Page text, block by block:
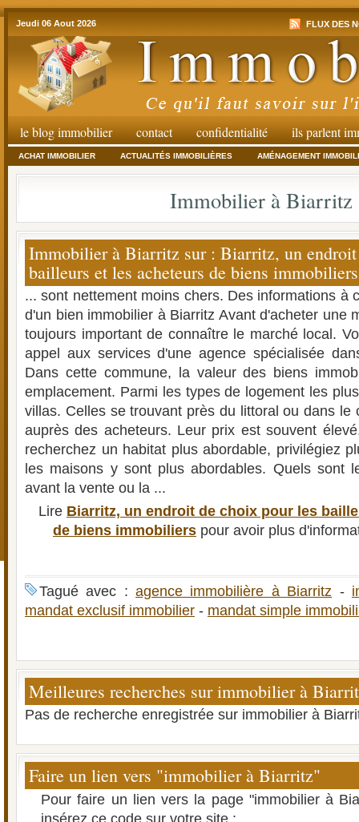
Jeudi 06 Aout 2026 FLUX DES
le blog immobilier contact confidentialité ils parlent
ACHAT IMMOBILIER ACTUALITÉS IMMOBILIÈRES AMÉNAGEMENT
Immobilier à Biarritz
Immobilier à Biarritz sur : Biarritz, un
bailleurs et les acheteurs de biens
... sont nettement moins chers. Des informations à
d'un bien immobilier à Biarritz Avant d'acheter une
toujours important de connaître le marché local.
appel aux services d'une agence spécialisée
Dans cette commune, la valeur des biens
emplacement. Parmi les types de logement les
villas. Celles se trouvant près du littoral ou dans le
auprès des acheteurs. Leur prix est souvent
recherchez un habitat plus abordable, privilégiez
les maisons y sont plus abordables. Quels sont
avant la vente ou la ...
Lire Biarritz, un endroit de choix pour les
de biens immobiliers pour avoir plus
Tagué avec :agence immobilière à Biarritz -
mandat exclusif immobilier - mandat simple
Meilleures recherches sur immobilier à
Pas de recherche enregistrée sur immobilier à
Faire un lien vers "immobilier à Biarritz"
Pour faire un lien vers la page "immobilier à
insérez ce code sur votre site :